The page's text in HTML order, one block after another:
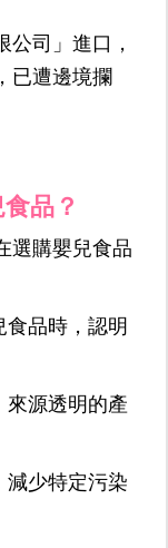
公司」進口，
已遭邊境攔
品？
選購嬰兒食品
品時，認明
來源透明的產
減少特定污染